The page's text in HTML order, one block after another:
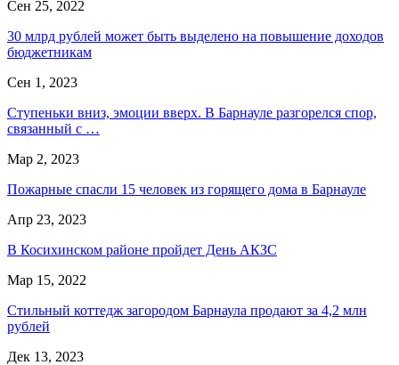
Сен 25, 2022
30 млрд рублей может быть выделено на повышение доходов
бюджетникам
Сен 1, 2023
Ступеньки вниз, эмоции вверх. В Барнауле разгорелся спор,
связанный с …
Мар 2, 2023
Пожарные спасли 15 человек из горящего дома в Барнауле
Апр 23, 2023
В Косихинском районе пройдет День АКЗС
Мар 15, 2022
Стильный коттедж загородом Барнаула продают за 4,2 млн
рублей
Дек 13, 2023